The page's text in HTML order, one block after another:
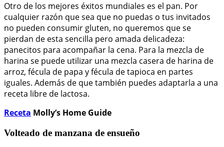
Otro de los mejores éxitos mundiales es el pan. Por
cualquier razón que sea que no puedas o tus invitados
no pueden consumir gluten, no queremos que se
pierdan de esta sencilla pero amada delicadeza:
panecitos para acompañar la cena. Para la mezcla de
harina se puede utilizar una mezcla casera de harina de
arroz, fécula de papa y fécula de tapioca en partes
iguales. Además de que también puedes adaptarla a una
receta libre de lactosa.
Receta Molly’s Home Guide
Volteado de manzana de ensueño